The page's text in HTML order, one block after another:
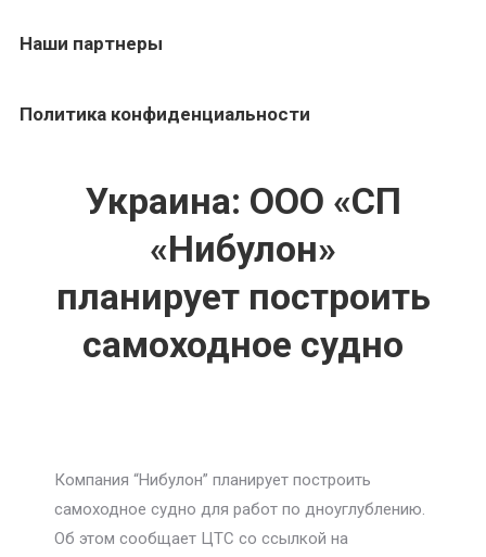
Наши партнеры
Политика конфиденциальности
Украина: ООО «СП
«Нибулон»
планирует построить
самоходное судно
Компания “Нибулон” планирует построить
самоходное судно для работ по дноуглублению.
Об этом сообщает ЦТС со ссылкой на